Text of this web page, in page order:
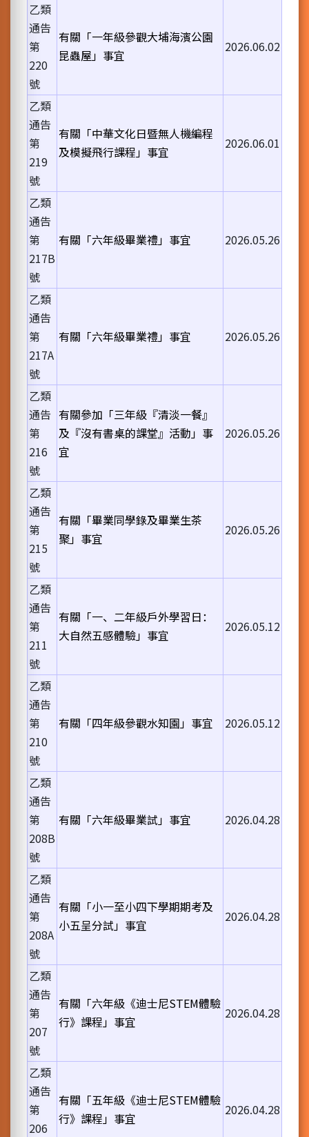
乙類
通告
第
220
號
有關「一年級參觀大埔海濱公園
昆蟲屋」事宜
2026.06.02
乙類
通告
第
219
號
有關「中華文化日暨無人機編程
及模擬飛行課程」事宜
2026.06.01
乙類
通告
第
217B
號
有關「六年級畢業禮」事宜 2026.05.26
乙類
通告
第
217A
號
有關「六年級畢業禮」事宜 2026.05.26
乙類
通告
第
216
號
有關參加「三年級『清淡一餐』
及『沒有書桌的課堂』活動」事
宜
2026.05.26
乙類
通告
第
215
號
有關「畢業同學錄及畢業生茶
聚」事宜
2026.05.26
乙類
通告
第
211
號
有關「一、二年級戶外學習日：
大自然五感體驗」事宜
2026.05.12
乙類
通告
第
210
號
有關「四年級參觀水知園」事宜 2026.05.12
乙類
通告
第
208B
號
有關「六年級畢業試」事宜 2026.04.28
乙類
通告
第
208A
號
有關「小一至小四下學期期考及
小五呈分試」事宜
2026.04.28
乙類
通告
第
207
號
有關「六年級《迪士尼STEM體驗
行》課程」事宜
2026.04.28
乙類
通告
第
206
有關「五年級《迪士尼STEM體驗
行》課程」事宜
2026.04.28